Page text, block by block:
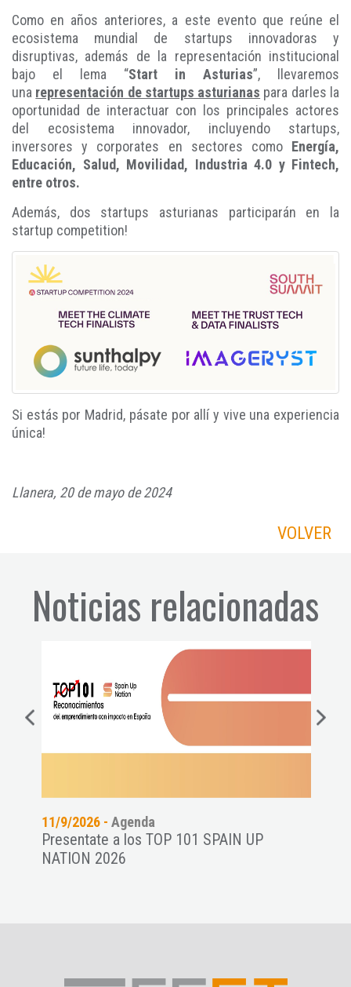
Como en años anteriores, a este evento que reúne el
ecosistema mundial de startups innovadoras y
disruptivas, además de la representación institucional
bajo el lema “Start in Asturias”, llevaremos
una representación de startups asturianas para darles la
oportunidad de interactuar con los principales actores
del ecosistema innovador, incluyendo startups,
inversores y corporates en sectores como Energía,
Educación, Salud, Movilidad, Industria 4.0 y Fintech,
entre otros.
Además, dos startups asturianas participarán en la
startup competition!
Si estás por Madrid, pásate por allí y vive una experiencia
única!
Llanera, 20 de mayo de 2024
VOLVER
Noticias relacionadas
11/9/2026 - Agenda
Presentate a los TOP 101 SPAIN UP
NATION 2026